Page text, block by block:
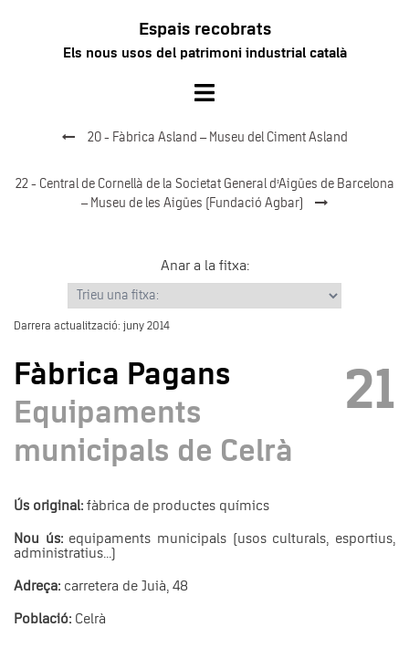
Espais recobrats
Els nous usos del patrimoni industrial català
Toggle
20 - Fàbrica Asland – Museu del Ciment Asland
22 - Central de Cornellà de la Societat General d’Aigües de Barcelona
– Museu de les Aigües (Fundació Agbar)
Anar a la fitxa:
Darrera actualització: juny 2014
21
Fàbrica Pagans
Equipaments
municipals de Celrà
Ús original: fàbrica de productes químics
Nou ús: equipaments municipals (usos culturals, esportius,
administratius...)
Adreça: carretera de Juià, 48
Població: Celrà